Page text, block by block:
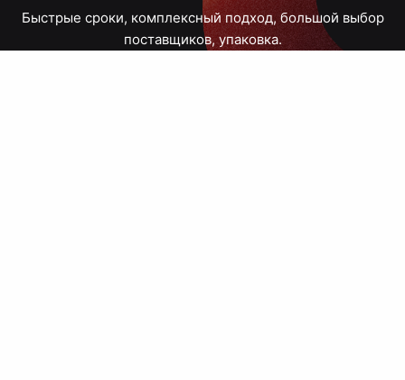
Быстрые сроки, комплексный подход, большой выбор
поставщиков, упаковка.